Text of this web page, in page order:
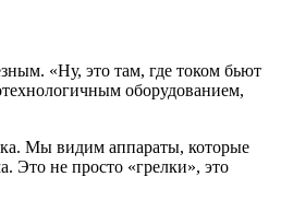
«Ну, это там, где током бьют
оборудованием,
Мы видим аппараты, которые
Это не просто «грелки», это